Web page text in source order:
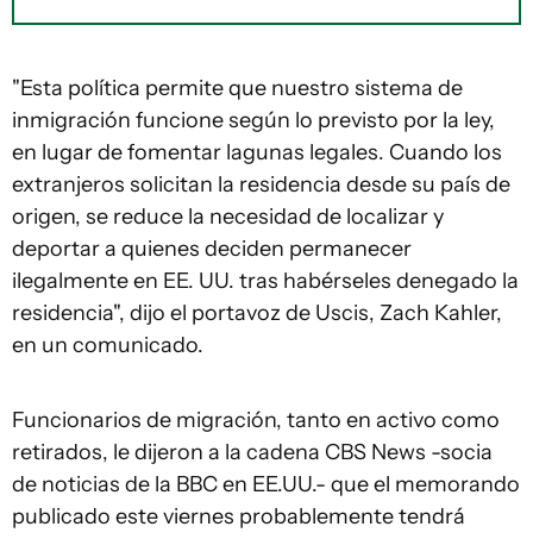
"Esta política permite que nuestro sistema de
inmigración funcione según lo previsto por la ley,
en lugar de fomentar lagunas legales. Cuando los
extranjeros solicitan la residencia desde su país de
origen, se reduce la necesidad de localizar y
deportar a quienes deciden permanecer
ilegalmente en EE. UU. tras habérseles denegado la
residencia", dijo el portavoz de Uscis, Zach Kahler,
en un comunicado.
Funcionarios de migración, tanto en activo como
retirados, le dijeron a la cadena CBS News -socia
de noticias de la BBC en EE.UU.- que el memorando
publicado este viernes probablemente tendrá